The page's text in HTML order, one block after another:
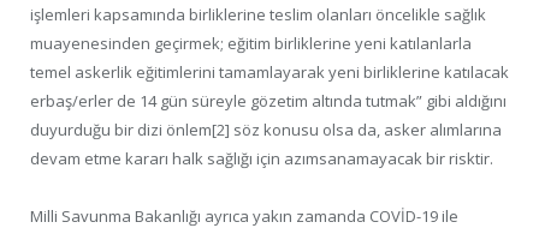
işlemleri kapsamında birliklerine teslim olanları öncelikle sağlık
muayenesinden geçirmek; eğitim birliklerine yeni katılanlarla
temel askerlik eğitimlerini tamamlayarak yeni birliklerine katılacak
erbaş/erler de 14 gün süreyle gözetim altında tutmak” gibi aldığını
duyurduğu bir dizi önlem[2] söz konusu olsa da, asker alımlarına
devam etme kararı halk sağlığı için azımsanamayacak bir risktir.
Milli Savunma Bakanlığı ayrıca yakın zamanda COVİD-19 ile